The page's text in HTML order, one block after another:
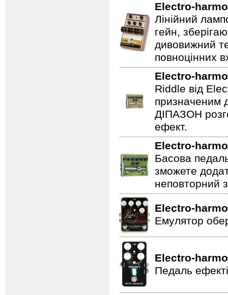
Electro-
Лінійний
гейн,
дивовижний
повноцінних
Electro-
Riddle від
призначеним
ДІПАЗОН
ефект.
Electro-
Басова
зможете
неповторний
Electro-
Емулятор
Electro-
Педаль